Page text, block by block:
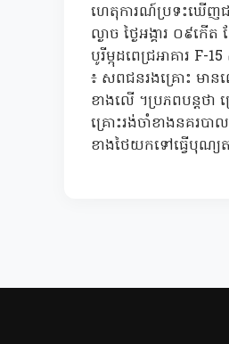
ហេតុការណ៍ប្រទះឃើញជ
ល្ងាច ថ្ងៃអង្គារ ០៩
បូរីម្កុដពេជ្រអាគារ F-
៖ សពជនរងគ្រោះ មាន
ខាងលើ ។ប្រភពបន្តថ
គ្រោះរង់ចាំខាងនគរប
ខាងថៃយកទៅធ្វើបុណ្